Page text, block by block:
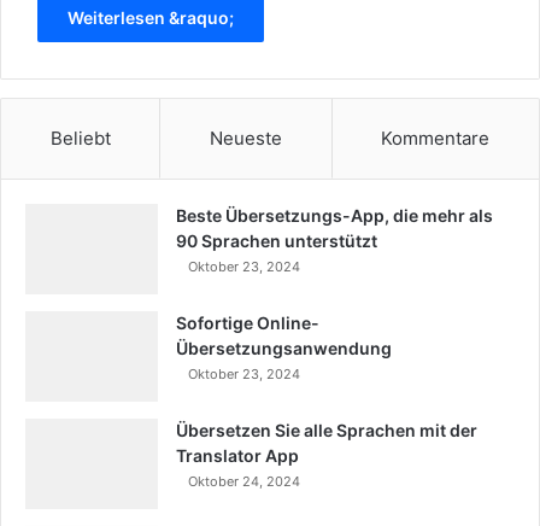
Weiterlesen &raquo;
Beliebt Neueste Kommentare
Beste Übersetzungs-App, die mehr als
90 Sprachen unterstützt
Oktober 23, 2024
Sofortige Online-
Übersetzungsanwendung
Oktober 23, 2024
Übersetzen Sie alle Sprachen mit der
Translator App
Oktober 24, 2024